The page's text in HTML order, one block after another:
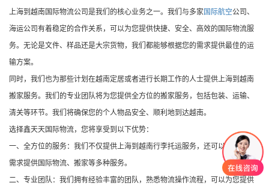
上海到越南国际物流公司是我们的核心业务之一。我们与多家国际航空公司、
海运公司有着稳定的合作关系，可以为您提供快捷、安全、高效的国际物流服
务。无论是文件、样品还是大宗货物，我们都能够根据您的需求提供最佳的运
输方案。
同时，我们也为那些计划在越南定居或者进行长期工作的人士提供上海到越南
搬家服务。我们的专业团队将为您提供全方位的搬家服务，包括包装、运输、
清关等环节。我们将确保您的个人物品安全、顺利地到达越南。
选择鑫天天国际物流，您将享受到以下优势：
一、全方位的服务：我们不仅提供上海到越南行李托运服务，还可以根据您的
需求提供国际物流、搬家等多种服务。
二、专业团队：我们拥有经验丰富的团队，熟悉物流操作流程，可以为您提供